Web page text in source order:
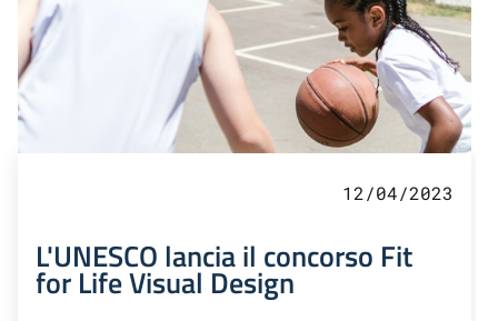
12/04/2023
L'UNESCO lancia il concorso Fit
for Life Visual Design